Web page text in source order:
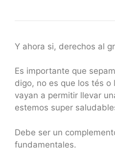
Y ahora si, derechos al
Es importante que
digo, no es que los tés o
vayan a permitir llevar
estemos super
Debe ser un
fundamentales.